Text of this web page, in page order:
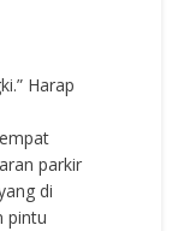
Harap
parkir
di
pintu